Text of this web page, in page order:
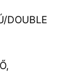
DOUBLE